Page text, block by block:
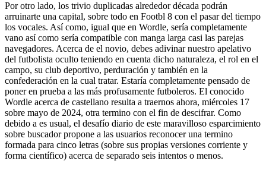
Por otro lado, los trivio duplicadas alrededor década podrán
arruinarte una capital, sobre todo en Footbl 8 con el pasar del tiempo
los vocales. Así­ como, igual que en Wordle, serí­a completamente
vano así­ como serí­a compatible con manga larga casi las parejas
navegadores. Acerca de el novio, debes adivinar nuestro apelativo
del futbolista oculto teniendo en cuenta dicho naturaleza, el rol en el
campo, su club deportivo, perduración y también en la
confederación en la cual tratar. Estaría completamente pensado de
poner en prueba a las más profusamente futboleros. El conocido
Wordle acerca de castellano resulta a traernos ahora, miércoles 17
sobre mayo de 2024, otra termino con el fin de descifrar. Como
debido a es usual, el desafío diario de este maravilloso esparcimiento
sobre buscador propone a las usuarios reconocer una termino
formada para cinco letras (sobre sus propias versiones corriente y
forma científico) acerca de separado seis intentos o menos.